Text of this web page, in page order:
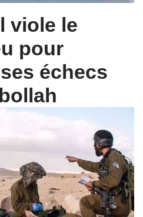
viole le
pour
échecs